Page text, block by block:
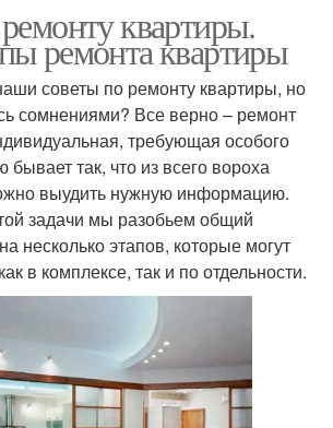
квартиры.
ремонта квартиры
советы по ремонту квартиры, но
сомнениями? Все верно – ремонт
требующая особого
бывает так, что из всего вороха
выудить нужную информацию.
задачи мы разобьем общий
несколько этапов, которые могут
в комплексе, так и по отдельности.